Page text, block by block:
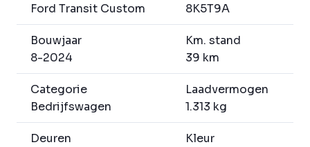
Ford Transit Custom
8K5T9A
Bouwjaar
8-2024
Km. stand
39 km
Categorie
Bedrijfswagen
Laadvermogen
1.313 kg
Deuren
Kleur